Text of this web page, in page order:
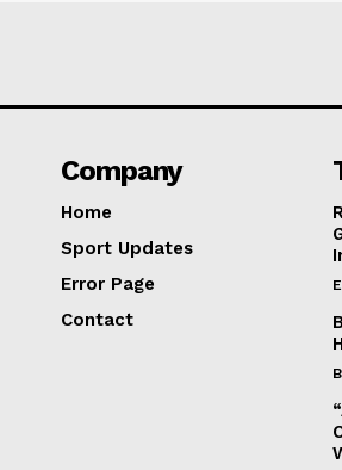
Company
Home
Sport Updates
Error Page
Contact